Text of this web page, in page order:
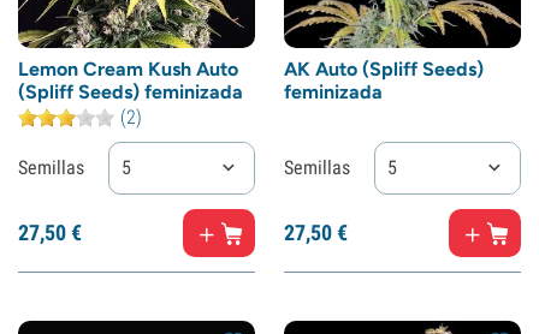
Lemon Cream Kush Auto
(Spliff Seeds) feminizada
(2)
Semillas 5
27,50€
AK Auto (Spliff Seeds)
feminizada
Semillas 5
27,50€